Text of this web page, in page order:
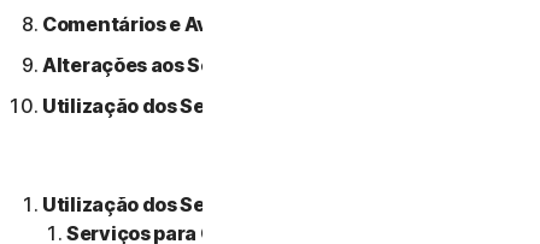
Comentários e Avaliações.
Alterações aos Serviços.
Utilização dos Serviços Através de uma Rede.
Utilização dos Serviços.
Serviços para Consumidores ou Empresas